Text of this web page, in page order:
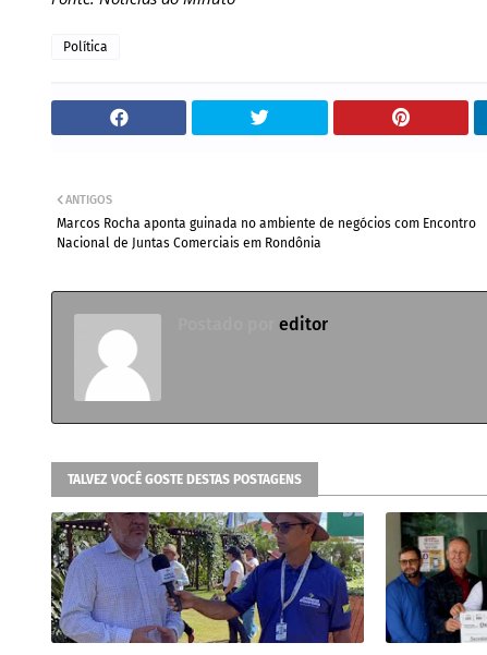
Política
ANTIGOS
Marcos Rocha aponta guinada no ambiente de negócios com Encontro
Nacional de Juntas Comerciais em Rondônia
editor
TALVEZ VOCÊ GOSTE DESTAS POSTAGENS